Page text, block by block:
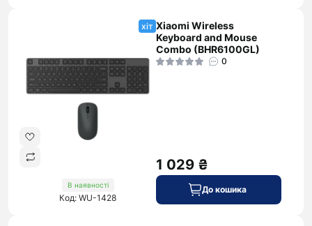
хіт
В наявності
Код: WU-1428
Xiaomi Wireless
Keyboard and Mouse
Combo (BHR6100GL)
0
1 029 ₴
До кошика